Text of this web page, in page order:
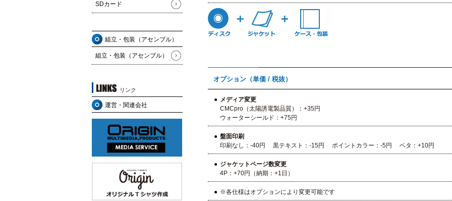
SDカード
組立・包装（アセンブル）
組立・包装（アセンブル）
リンク
運営・関連会社
オプション（単価 / 税抜）
メディア変更
CMCpro（太陽誘電製品質）：+35円
ウォーターシールド：+75円
盤面印刷
印刷なし：-40円 黒テキスト：-15円 ポイントカラー：-5円 ベタ：+10円
ジャケットページ数変更
4P：+70円（納期：+1日）
※各仕様はオプションにより変更可能です